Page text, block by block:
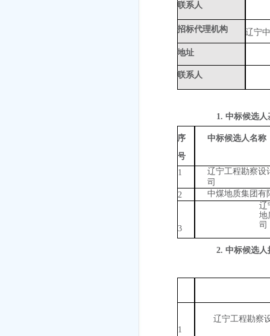
联系人
招标代理机构 辽宁
地址
联系人
1.中标候选人
序
号
中标候选人名称
1
辽宁工程勘察设
司
2
中煤地质集团有
3
辽
地
司
2.中标候选
1
辽宁工程勘察